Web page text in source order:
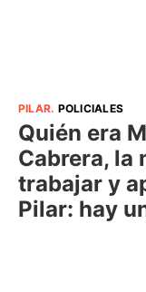
PILAR. POLICIALES
Quién era
Cabrera, la
trabajar y
Pilar: hay